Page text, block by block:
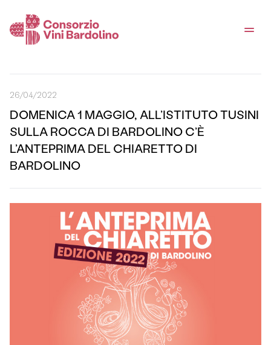
26/04/2022
DOMENICA 1 MAGGIO, ALL’ISTITUTO TUSINI
SULLA ROCCA DI BARDOLINO C’È
L’ANTEPRIMA DEL CHIARETTO DI
BARDOLINO